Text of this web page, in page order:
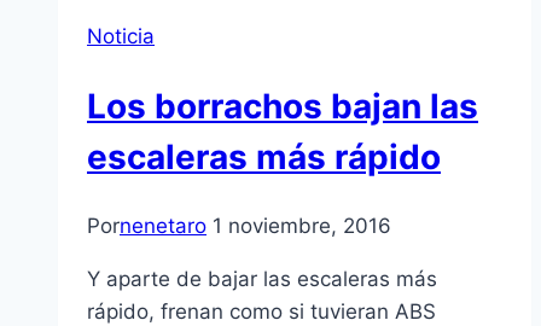
Noticia
Los borrachos bajan las
escaleras más rápido
Pornenetaro 1 noviembre, 2016
Y aparte de bajar las escaleras más
rápido, frenan como si tuvieran ABS